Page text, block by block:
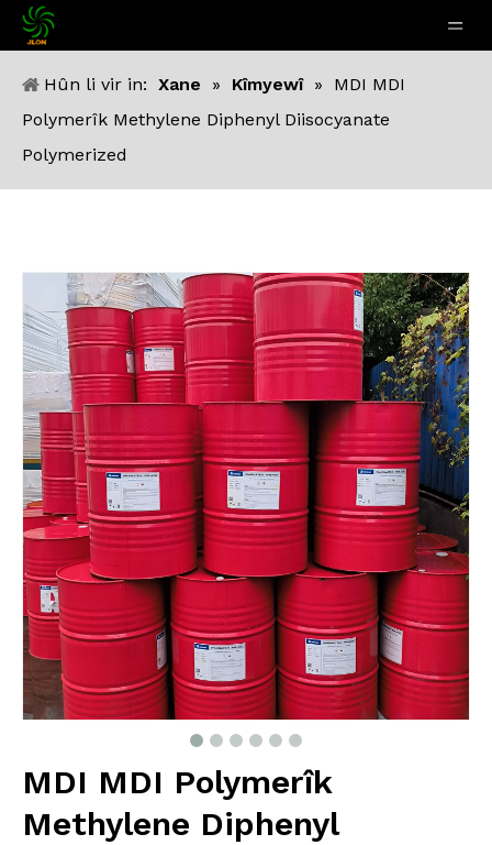
Hûn li vir in: Xane » Kîmyewî »
MDI MDI
Polymerîk Methylene Diphenyl Diisocyanate
Polymerized
MDI MDI Polymerîk
Methylene Diphenyl